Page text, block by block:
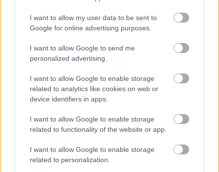
I want to allow my user data to be sent to
Google for online advertising purposes.
I want to allow Google to send me
personalized advertising.
I want to allow Google to enable storage
related to analytics like cookies on web or
device identifiers in apps.
I want to allow Google to enable storage
related to functionality of the website or app.
I want to allow Google to enable storage
related to personalization.
Πού θα μείνετε: Στα ευρύχωρα φωτεινά studio
Paul’s Garden, στο Χαράκι, ελάχιστα μέτρα
από την παραλία, που διαθέτουν και δικό τους
κουζινάκι (στα 67€ το studio τεσσάρων ατόμων).
Αν πάλι προτιμάτε για βάση σας την πόλη της
Ρόδου, ωραιότατη και οικονομική επιλογή είναι το
7 Palms, τα μεγάλα δωμάτια του οποίου
περιλαμβάνουν κουζινάκι και δορυφορική
τηλεόραση, στην τιμή των 70€ για το τετράκλινο
Πού θα φάτε: